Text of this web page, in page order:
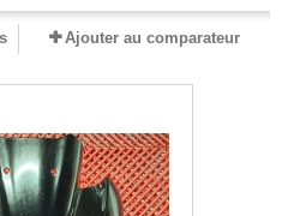
Ajouter au comparateur